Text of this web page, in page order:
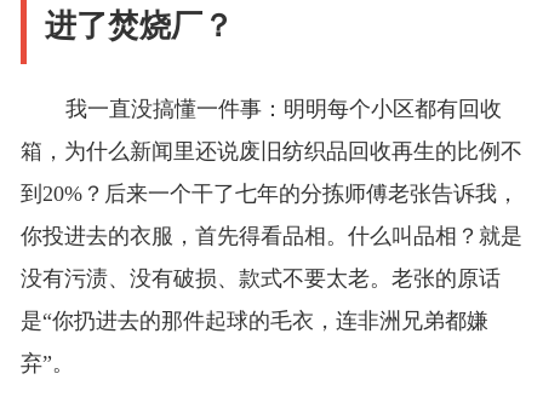
进了焚烧厂？
我一直没搞懂一件事：明明每个小区都有回收
箱，为什么新闻里还说废旧纺织品回收再生的比例不
到20%？后来一个干了七年的分拣师傅老张告诉我，
你投进去的衣服，首先得看品相。什么叫品相？就是
没有污渍、没有破损、款式不要太老。老张的原话
是“你扔进去的那件起球的毛衣，连非洲兄弟都嫌
弃”。